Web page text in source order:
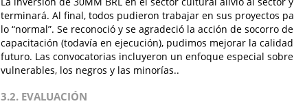
terminará. Al final, todos pudieron trabajar en sus proyectos
lo “normal”. Se reconoció y se agradeció la acción de socorro
capacitación (todavía en ejecución), pudimos mejorar la
futuro. Las convocatorias incluyeron un enfoque especial
vulnerables, los negros y las minorías..
3.2. EVALUACIÓN